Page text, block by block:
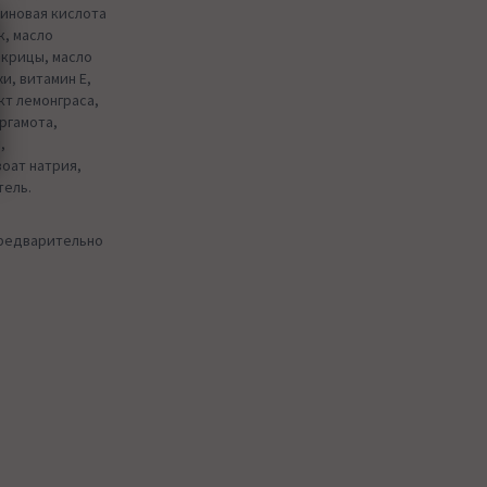
кислота
масло
масло
витамин Е,
лемонграса,
натрия,